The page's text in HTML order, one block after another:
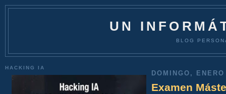
UN
BLOG
HACKING IA
DOMINGO,
Examen